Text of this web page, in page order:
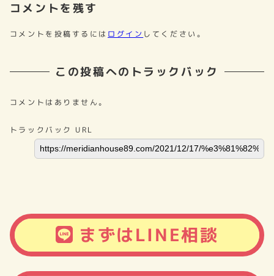
コメントを残す
コメントを投稿するには ログイン してください。
この投稿へのトラックバック
コメントはありません。
トラックバック URL
まずはLINE相談